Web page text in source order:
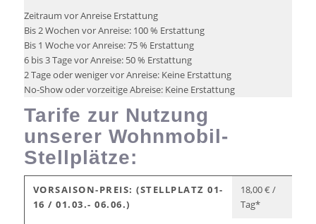
Zeitraum vor Anreise Erstattung
Bis 2 Wochen vor Anreise: 100 % Erstattung
Bis 1 Woche vor Anreise: 75 % Erstattung
6 bis 3 Tage vor Anreise: 50 % Erstattung
2 Tage oder weniger vor Anreise: Keine Erstattung
No-Show oder vorzeitige Abreise: Keine Erstattung
Tarife zur Nutzung
unserer Wohnmobil-
Stellplätze:
VORSAISON-PREIS: (STELLPLATZ 01-
16 / 01.03.- 06.06.)
18,00 € /
Tag*